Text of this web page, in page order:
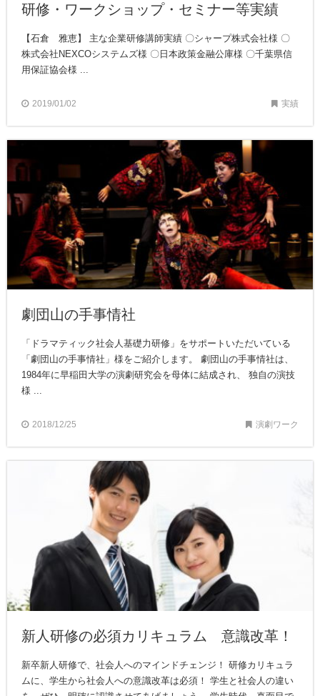
研修・ワークショップ・セミナー等実績
【石倉 雅恵】 主な企業研修講師実績 〇シャープ株式会社様 〇
株式会社NEXCOシステムズ様 〇日本政策金融公庫様 〇千葉県信
2019/01/02 実績
劇団山の手事情社
「ドラマティック社会人基礎力研修」をサポートいただいている
「劇団山の手事情社」様をご紹介します。 劇団山の手事情社は、
1984年に早稲田大学の演劇研究会を母体に結成され、 独自の演技
様 ...
2018/12/25 演劇ワーク
新人研修の必須カリキュラム 意識改革！
新卒新人研修で、社会人へのマインドチェンジ！ 研修カリキュラ
ムに、学生から社会人への意識改革は必須！ 学生と社会人の違い